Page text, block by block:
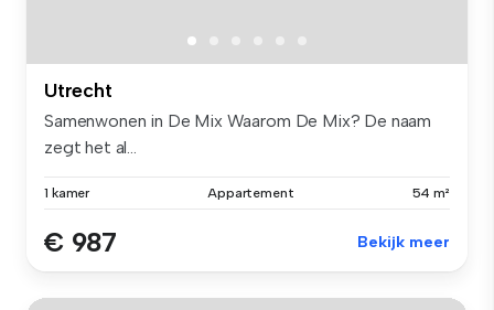
Utrecht
Samenwonen in De Mix Waarom De Mix? De naam
zegt het al...
1 kamer Appartement 54 m²
€ 987 Bekijk meer